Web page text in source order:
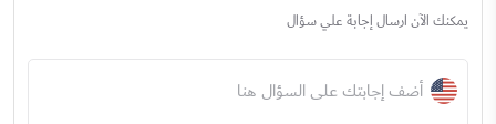
يمكنك الآن ارسال إجابة علي سؤال
أضف إجابتك على السؤال هنا